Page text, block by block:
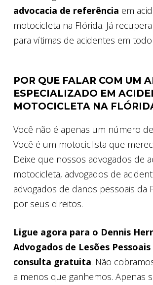
advocacia de referência em
motocicleta na Flórida. Já
para vítimas de acidentes em
POR QUE FALAR COM UM
ESPECIALIZADO EM
MOTOCICLETA NA
Você não é apenas um número
Você é um motociclista que
Deixe que nossos advogados de
motocicleta, advogados de
advogados de danos pessoais da
por seus direitos.
Ligue agora para o Dennis
Advogados de Lesões
consulta gratuita. Não
a menos que ganhemos. Apenas